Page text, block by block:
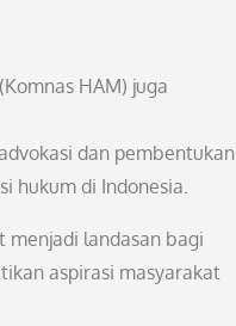
HAM) juga
dan pembentukan
hukum di Indonesia.
menjadi landasan bagi
aspirasi masyarakat